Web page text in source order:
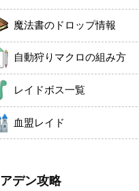
魔法書のドロップ情報
自動狩りマクロの組み方
レイドボス一覧
血盟レイド
アデン攻略